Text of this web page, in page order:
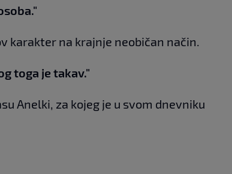
karakter na krajnje neobičan način.
toga je takav."
Anelki, za kojeg je u svom dnevniku